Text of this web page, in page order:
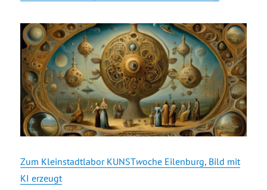
Zum Kleinstadtlabor KUNSTwoche Eilenburg, Bild mit
KI erzeugt